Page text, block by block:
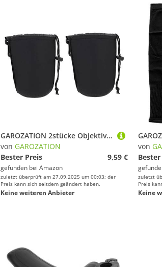
GAROZATION 2stücke Objektivtasche Neopren Kamera Schutzhülle s Mit Karabinerhaken Elastischer Taschenöffnung Für Professionelle Und Hobbyfotografen
von GAROZATION
Bester Preis
9,59 €
gefunden bei Amazon
zuletzt überprüft am 27.09.2025 um 00:03; der
Preis kann sich seitdem geändert haben.
Keine weiteren Anbieter
von
zuletzt
Preis
Keine